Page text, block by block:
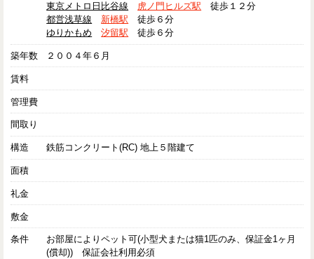
東京メトロ日比谷線
虎ノ門ヒルズ駅 徒歩１２分
都営浅草線
新橋駅 徒歩６分
ゆりかもめ
汐留駅 徒歩６分
築年数 ２００４年６月
賃料
管理費
間取り
構造 鉄筋コンクリート(RC) 地上５階建て
面積
礼金
敷金
条件
お部屋によりペット可(小型犬または猫1匹のみ、保証金1ヶ月
(償却)) 保証会社利用必須